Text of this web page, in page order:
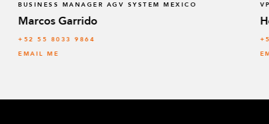
BUSINESS MANAGER AGV SYSTEM MEXICO
Marcos Garrido
+52 55 8033 9864
EMAIL ME